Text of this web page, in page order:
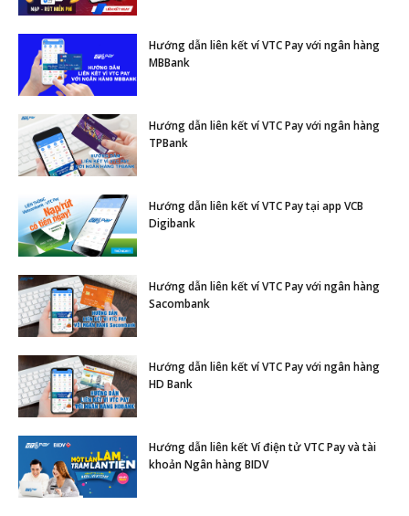
Hướng dẫn liên kết ví VTC Pay với ngân hàng
MBBank
Hướng dẫn liên kết ví VTC Pay với ngân hàng
TPBank
Hướng dẫn liên kết ví VTC Pay tại app VCB
Digibank
Hướng dẫn liên kết ví VTC Pay với ngân hàng
Sacombank
Hướng dẫn liên kết ví VTC Pay với ngân hàng
HD Bank
Hướng dẫn liên kết Ví điện tử VTC Pay và tài
khoản Ngân hàng BIDV